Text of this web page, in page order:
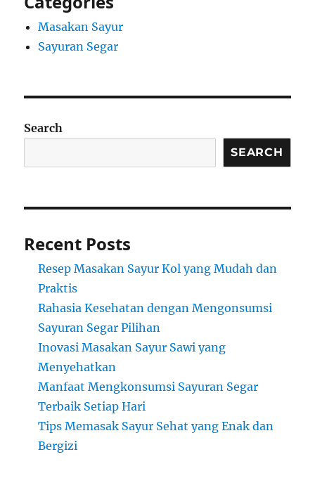
Masakan Sayur
Sayuran Segar
Search
SEARCH
Recent Posts
Resep Masakan Sayur Kol yang Mudah dan
Praktis
Rahasia Kesehatan dengan Mengonsumsi
Sayuran Segar Pilihan
Inovasi Masakan Sayur Sawi yang
Menyehatkan
Manfaat Mengkonsumsi Sayuran Segar
Terbaik Setiap Hari
Tips Memasak Sayur Sehat yang Enak dan
Bergizi